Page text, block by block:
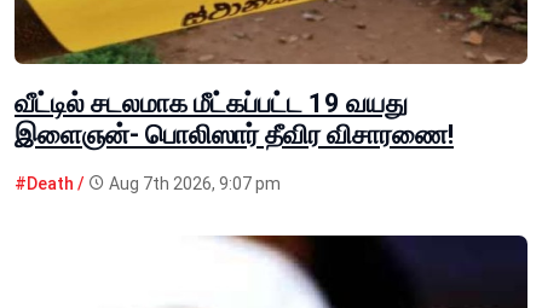
வீட்டில் சடலமாக மீட்கப்பட்ட 19 வயது
இளைஞன்- பொலிஸார் தீவிர விசாரணை!
#Death / Aug 7th 2026, 9:07 pm